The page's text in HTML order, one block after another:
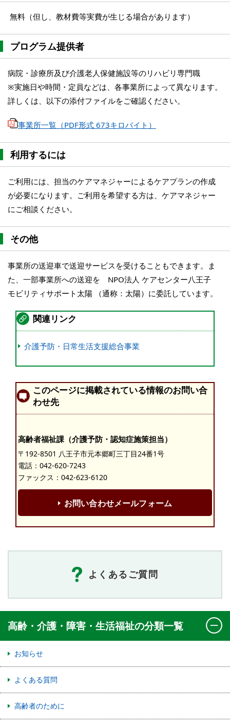
無料（但し、教材費等実費が生じる場合があります）
プログラム提供者
病院・診療所及び介護老人保健施設等のリハビリ専門職
※実施日や時間・定員などは、各事業所によって異なります。
詳しくは、以下の添付ファイルをご確認ください。
事業所一覧（PDF形式 673キロバイト）
利用するには
ご利用には、担当のケアマネジャーによるケアプランの作成
が必要になります。ご利用を希望する方は、ケアマネジャー
にご相談ください。
その他
事業所の送迎車で送迎サービスを受けることもできます。ま
た、一部事業所への送迎を NPO法人 ケアセンター八王子
モビリティサポート太陽 （通称：太陽）に委託しています。
関連リンク
介護予防・日常生活支援総合事業
このページに掲載されている情報のお問い合
わせ先
高齢者福祉課（介護予防・認知症施策担当）
〒192-8501 八王子市元本郷町三丁目24番1号
電話： 042-620-7243
ファックス：042-623-6120
お問い合わせメールフォーム
よくあるご質問
高齢・介護・障害・生活福祉の分類一覧
お知らせ
よくある質問
高齢者のために